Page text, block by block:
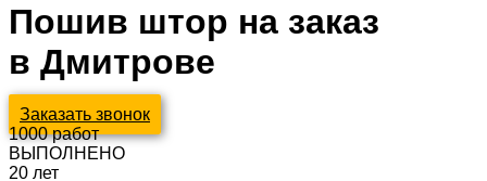
Пошив штор на заказ
в Дмитрове
Заказать звонок
1000работ
ВЫПОЛНЕНО
20 лет